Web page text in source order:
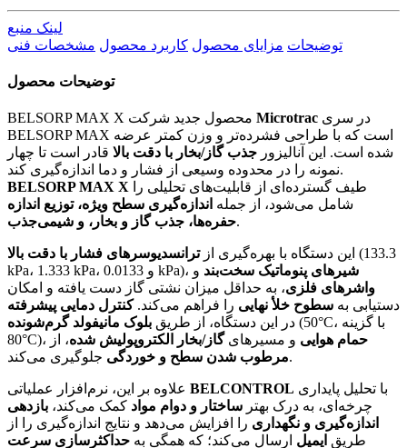
لینک منبع
توضیحات مزایای محصول کاربرد محصول مشخصات فنی
توضیحات محصول
Microtrac
BELSORP MAX است که با طراحی فشرده‌تر و وزن کمتر عرضه
شده است. این آنالیزور جذب گاز/بخار با دقت بالا قادر است تا چهار
نمونه را در محدوده وسیعی از فشار و دما اندازه‌گیری کند.
BELSORP MAX X
شامل می‌شود، از جمله اندازه‌گیری سطح ویژه، توزیع اندازه
حفره‌ها، جذب گاز و بخار، و شیمی‌جذب.
این دستگاه با بهره‌گیری ازترانسدیوسرهای فشار با دقت بالا
(133.3
kPa، 1.333 kPa، و 0.0133 kPa)،
شیرهای پنوماتیک سخت‌بند و
واشرهای فلزی، به حداقل میزان نشتی گاز دست یافته و امکان
دستیابی به سطوح خلأ نهایی را فراهم می‌کند.کنترل دمایی پیشرفته
در این دستگاه، از طریق بلوک مانیفولد گرم‌شونده
(50°C، با گزینه
80°C)،
حمام هوایی و مسیرهایگاز/بخار الکتروپولیش شده، از
مرطوب شدن سطح و خوردگیجلوگیری می‌کند.
BELCONTROL
چرخه‌ای، به درک بهتر ساختار و دوام مواد کمک می‌کند، بازدهی
اندازه‌گیری و نگهداری را افزایش می‌دهد و نتایج اندازه‌گیری را از
طریق ایمیل ارسال می‌کند؛ که همگی به حداکثرسازی سرعت